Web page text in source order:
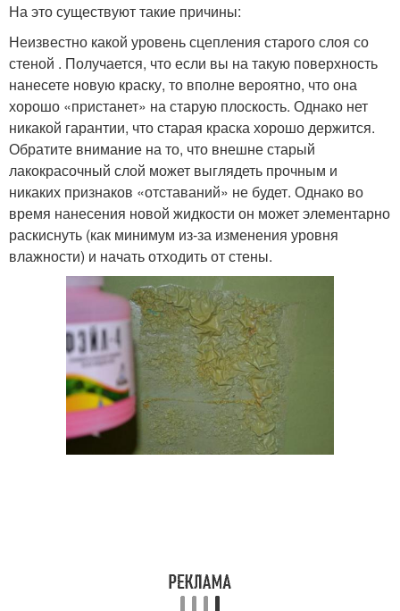
На это существуют такие причины:
Неизвестно какой уровень сцепления старого слоя со
стеной . Получается, что если вы на такую поверхность
нанесете новую краску, то вполне вероятно, что она
хорошо «пристанет» на старую плоскость. Однако нет
никакой гарантии, что старая краска хорошо держится.
Обратите внимание на то, что внешне старый
лакокрасочный слой может выглядеть прочным и
никаких признаков «отставаний» не будет. Однако во
время нанесения новой жидкости он может элементарно
раскиснуть (как минимум из-за изменения уровня
влажности) и начать отходить от стены.